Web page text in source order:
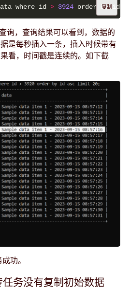
where id > 3924 order by id
复制
询，查询结果可以看到，数据的
是每秒插入一条，插入时候带有
看，时间戳是连续的。如下截
功。
务没有复制初始数据